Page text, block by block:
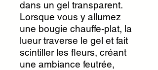
dans un gel transparent.
Lorsque vous y allumez
une bougie chauffe-plat, la
lueur traverse le gel et fait
scintiller les fleurs, créant
une ambiance feutrée,